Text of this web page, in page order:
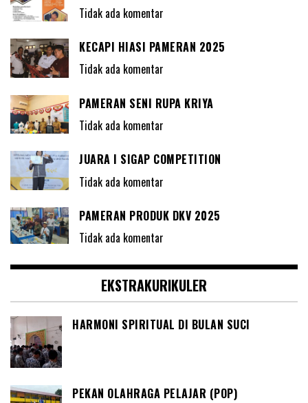
Tidak ada komentar
KECAPI HIASI PAMERAN 2025
Tidak ada komentar
PAMERAN SENI RUPA KRIYA
Tidak ada komentar
JUARA I SIGAP COMPETITION
Tidak ada komentar
PAMERAN PRODUK DKV 2025
Tidak ada komentar
EKSTRAKURIKULER
HARMONI SPIRITUAL DI BULAN SUCI
PEKAN OLAHRAGA PELAJAR (POP)